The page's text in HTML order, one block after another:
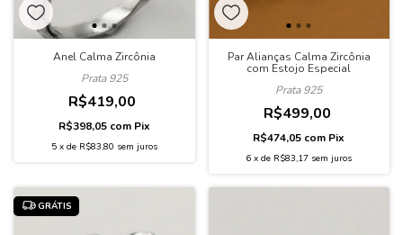
Anel Calma Zircônia
Prata 925
R$419,00
R$398,05 com Pix
5 x de R$83,80 sem juros
Par Alianças Calma Zircônia
com Estojo Especial
Prata 925
R$499,00
R$474,05 com Pix
6 xde R$83,17 sem juros
GRÁTIS